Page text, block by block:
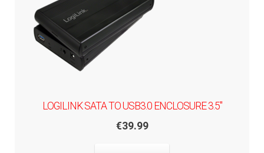
LOGILINK SATA TO USB3.0 ENCLOSURE 3.5"
€39.99